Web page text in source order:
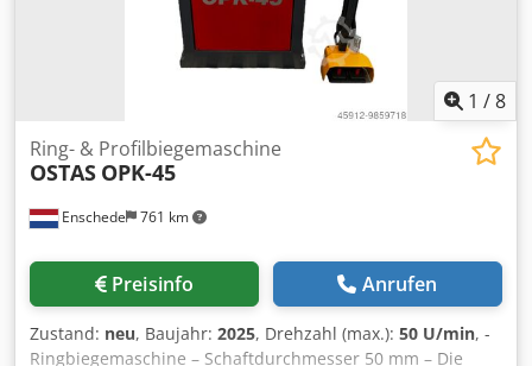
1 /8
Enschede 761 km
Ring- & Profilbiegemaschine
OSTAS OPK-45
Preisinfo Anrufen
Zustand: neu, Baujahr: 2025, Drehzahl (max.): 50 U/min, -
Ringbiegemaschine – Schaftdurchmesser 50 mm – Die